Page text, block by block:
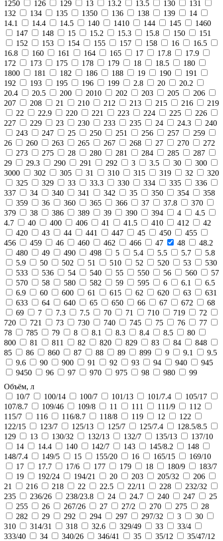
1250
126 129 13 13.2 13.5 130
131
132
134 135 1350 136 138 139
14
14.1
14.4 14.5 140 1410 144 145
1460
147
148 15 15.2 15.3 15.8 150
151
152
153 154 155 157 158 16
16.5
16.8
160 161 164 165 17 17.8
17.9
172
173 175 178 179 18 18.5
180
1800
181 182 186 188 19 190
191
192
193 195 196 199 2.8 20
20.2
20.4
20.5 200 2010 202 203 205
206
207
208 21 210 212 213 215 216
219
22
22.9 220 221 223 224 225
226
227
229 23 230 233 235 24 24.3
240
243
247 25 250 251 256 257
259
26
260 263 265 267 268 27 270
272
273
275 28 280 281 284 285
287
29
29.3 290 291 292 3 3.5 30
300
3000
302 305 31 310 315 319 32
320
325
329 33 33.3 330 334 335
336
337
34 340 341 342 35 350 354
358
359
36 360 365 366 37 37.8
370
379
38 386 389 39 390 394 4
4.5
4.7
40 400 406 41 41.5 410 412
42
420
43 44 441 447 45 450
455
456
459 46 460 462 466 47 48
48.2
480
49 490 498 5 5.4 5.5 5.7
5.8
5.9
50 502 51 510 52 520 53
530
533
536 54 540 55 550 56 560
57
570
58 580 582 59 595 6 6.1
6.5
6.9
60 600 61 615 62 620 63
631
633
64 640 65 650 66 67 672
68
69
7 7.3 7.5 70 71 710 719
72
720
721 73 730 740 745 75 76
77
78
785 79 8 8.1 8.3 8.4 8.5
80
800
81 811 82 820 829 83 84
848
85
86 860 87 88 89 899 9 9.1
9.5
9.6
90 900 91 92 93 94 940
945
9450
96 97 970 975 98 980
99
Объём, л
10/7
100/14 100/7 101/13 101/7.4
105/17
107/8.7
109/46 109/8 11 111 111/9
112
115/7
116 116/8.7 118/8 119 12
122
122/15
123/7 125/13 125/7 125/7.4
128.5/8.5
129
13 130/32 132/13 132/7 135/13
137/10
14
14.4 140 142/7 143 145/8.2
148
148/7.4
149/5 15 155/20 16 165/15
169/10
17
17.7 17/6 177 179 18 180/9
183/7
19
192/24 194/21 20 203 205/32
206
21
216 218 22 22.5 22/11 228
232/32
235
236/26 238/23.8 24 24.7 240 247
25
255
26 267/26 27 27/2 270 275
28
282
29 292 294 297 297/32 3
30
310
314/31 318 32.6 329/49 33
33/4
333/40
34 340/26 346/41 35 35/12
35/47/12